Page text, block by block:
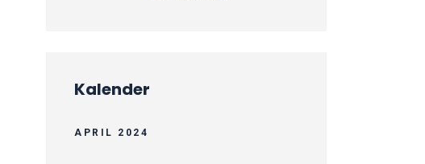
Kalender
APRIL 2024